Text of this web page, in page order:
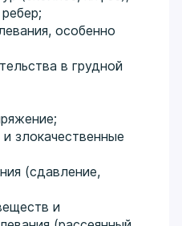
особенно
в грудной
злокачественные
(сдавление,
и